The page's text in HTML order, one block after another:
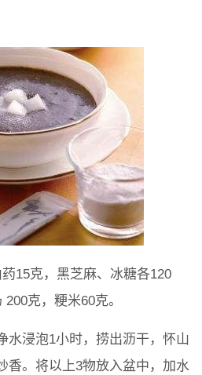
药15克，黑芝麻、冰糖各120
克，粳米60克。
水浸泡1小时，捞出沥干，怀山
香。将以上3物放入盆中，加水